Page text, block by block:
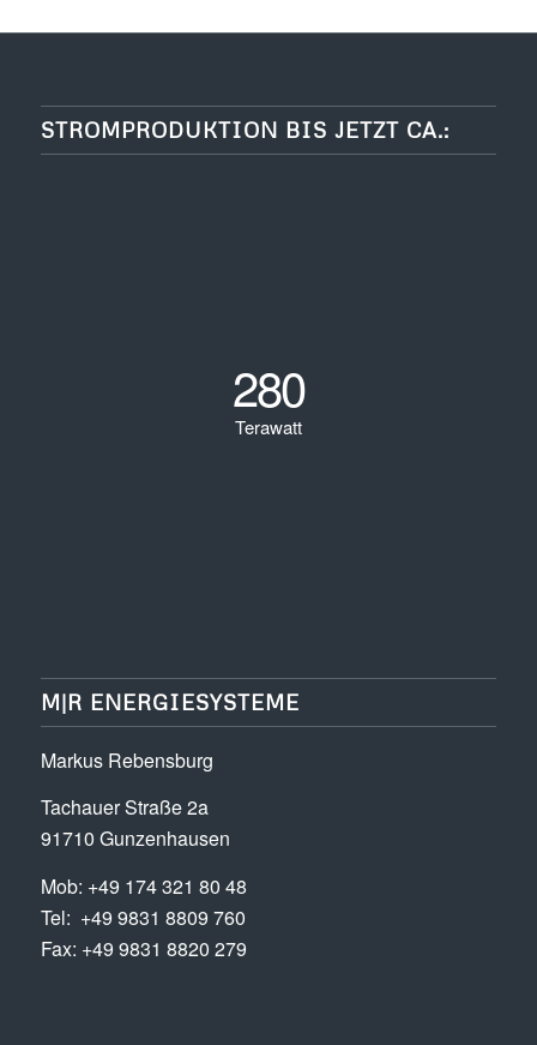
STROMPRODUKTION BIS JETZT CA.:
280
Terawatt
M|R ENERGIESYSTEME
Markus Rebensburg
Tachauer Straße 2a
91710 Gunzenhausen
Mob: +49 174 321 80 48
Tel: +49 9831 8809 760
Fax: +49 9831 8820 279